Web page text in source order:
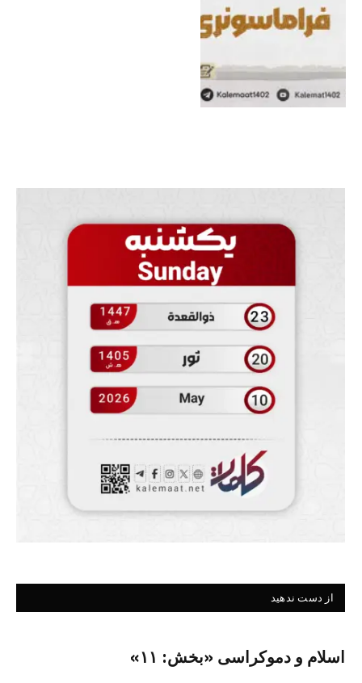
از دست ندهید
اسلام و دموکراسی «بخش: ۱۱»